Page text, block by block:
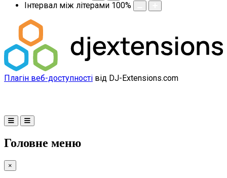
Інтервал між літерами 100%
Плагін веб-доступності від DJ-Extensions.com
Головне меню
×